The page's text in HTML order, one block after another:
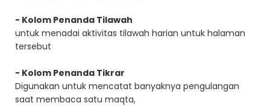
- Kolom Penanda Tilawah
untuk menadai aktivitas tilawah harian untuk halaman
tersebut
- Kolom Penanda Tikrar
Digunakan untuk mencatat banyaknya pengulangan
saat membaca satu maqta,